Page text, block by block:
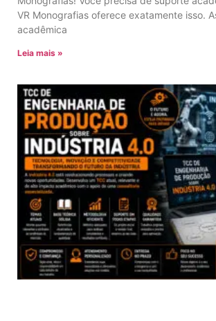
VR Monografias oferece exatamente isso.
acadêmica
Leia mais »